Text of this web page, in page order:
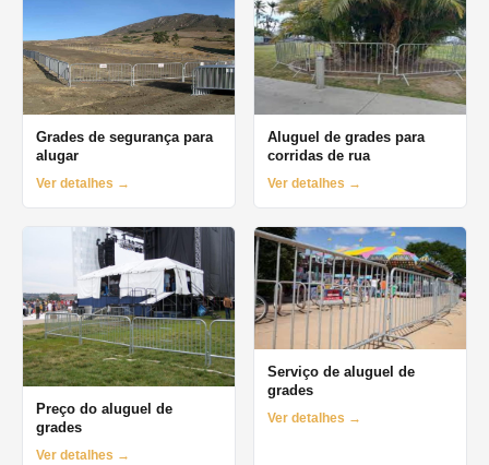
Grades de segurança para
alugar
Ver detalhes →
Aluguel de grades para
corridas de rua
Ver detalhes →
Preço do aluguel de
grades
Ver detalhes →
Serviço de aluguel de
grades
Ver detalhes →